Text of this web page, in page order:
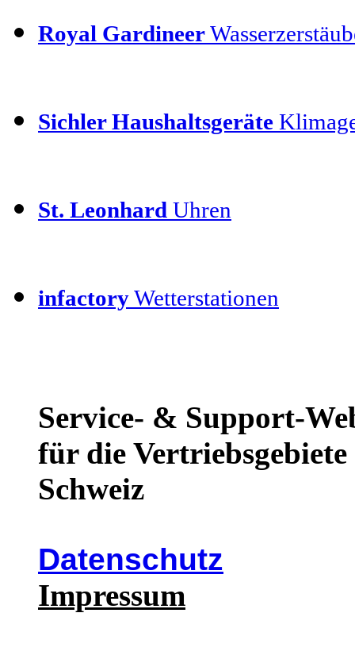
Royal Gardineer
Sichler Haushaltsgeräte
St. Leonhard Uhren
infactoryWetterstationen
Service- & Support-
für die
Schweiz
Datenschutz
Impressum